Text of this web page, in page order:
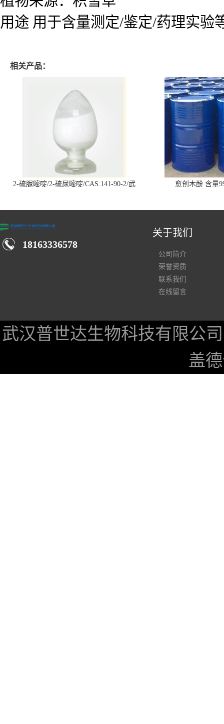
用途 用于含量测定/鉴定/药理实验
相关产品：
2-硫脲嘧啶/2-硫尿嘧啶/CAS:141-90-2/武
愈创木酚 含量
18163336578
关于我们
公司简介
荣誉资质
联系我们
在线留言
武汉普世达生物科技有限公司
盖